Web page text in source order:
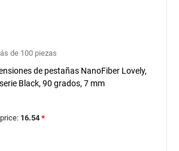
de 100 piezas
de pestañas NanoFiber Lovely,
Black, 90 grados, 7 mm
16.54 *